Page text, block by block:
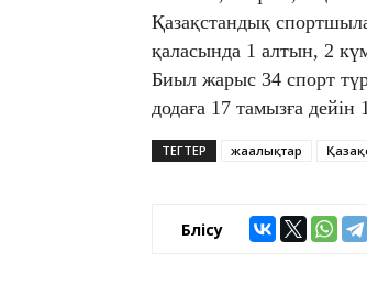
Қазақстандық
қаласында 1 алтын, 2
Биыл жарыс 34 спорт
додаға 17 тамызға
ТЕГТЕР жаңалықтар
Бөлісу